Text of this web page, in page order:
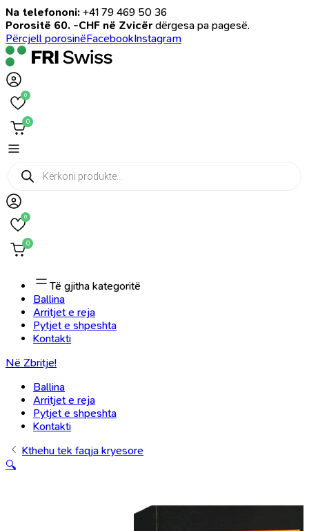
Na telefononi: +41 79 469 50 36
Porositë 60. -CHF në Zvicër dërgesa pa pagesë.
Përcjell porosinëFacebookInstagram
0
0
Products
search
0
0
Të gjitha kategoritë
Ballina
Arritjet e reja
Pytjet e shpeshta
Kontakti
Në Zbritje!
Ballina
Arritjet e reja
Pytjet e shpeshta
Kontakti
Kthehu tek faqja kryesore
🔍